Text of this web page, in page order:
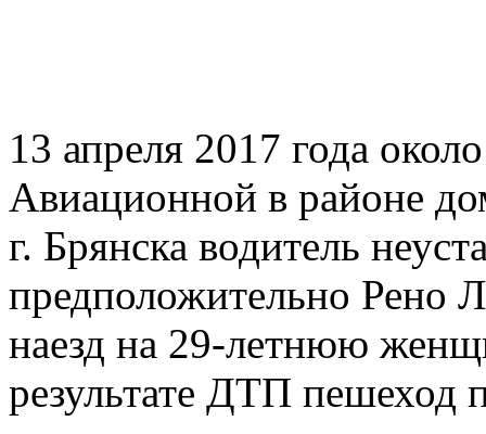
13 апреля 2017 года
Авиационной в районе
г. Брянска водитель
предположительно Рено
наезд на 29-летнюю
результате ДТП пешеход